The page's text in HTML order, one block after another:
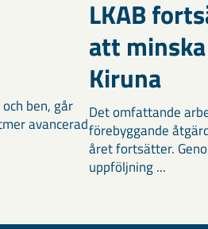
ben, går
avancerad
LKAB
att
Kiruna
Det omfattande
förebyggande
året fortsätter.
uppföljning ...